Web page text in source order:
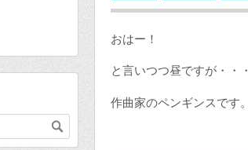
おはー！
と言いつつ昼ですが・・・
作曲家のペンギンスです。